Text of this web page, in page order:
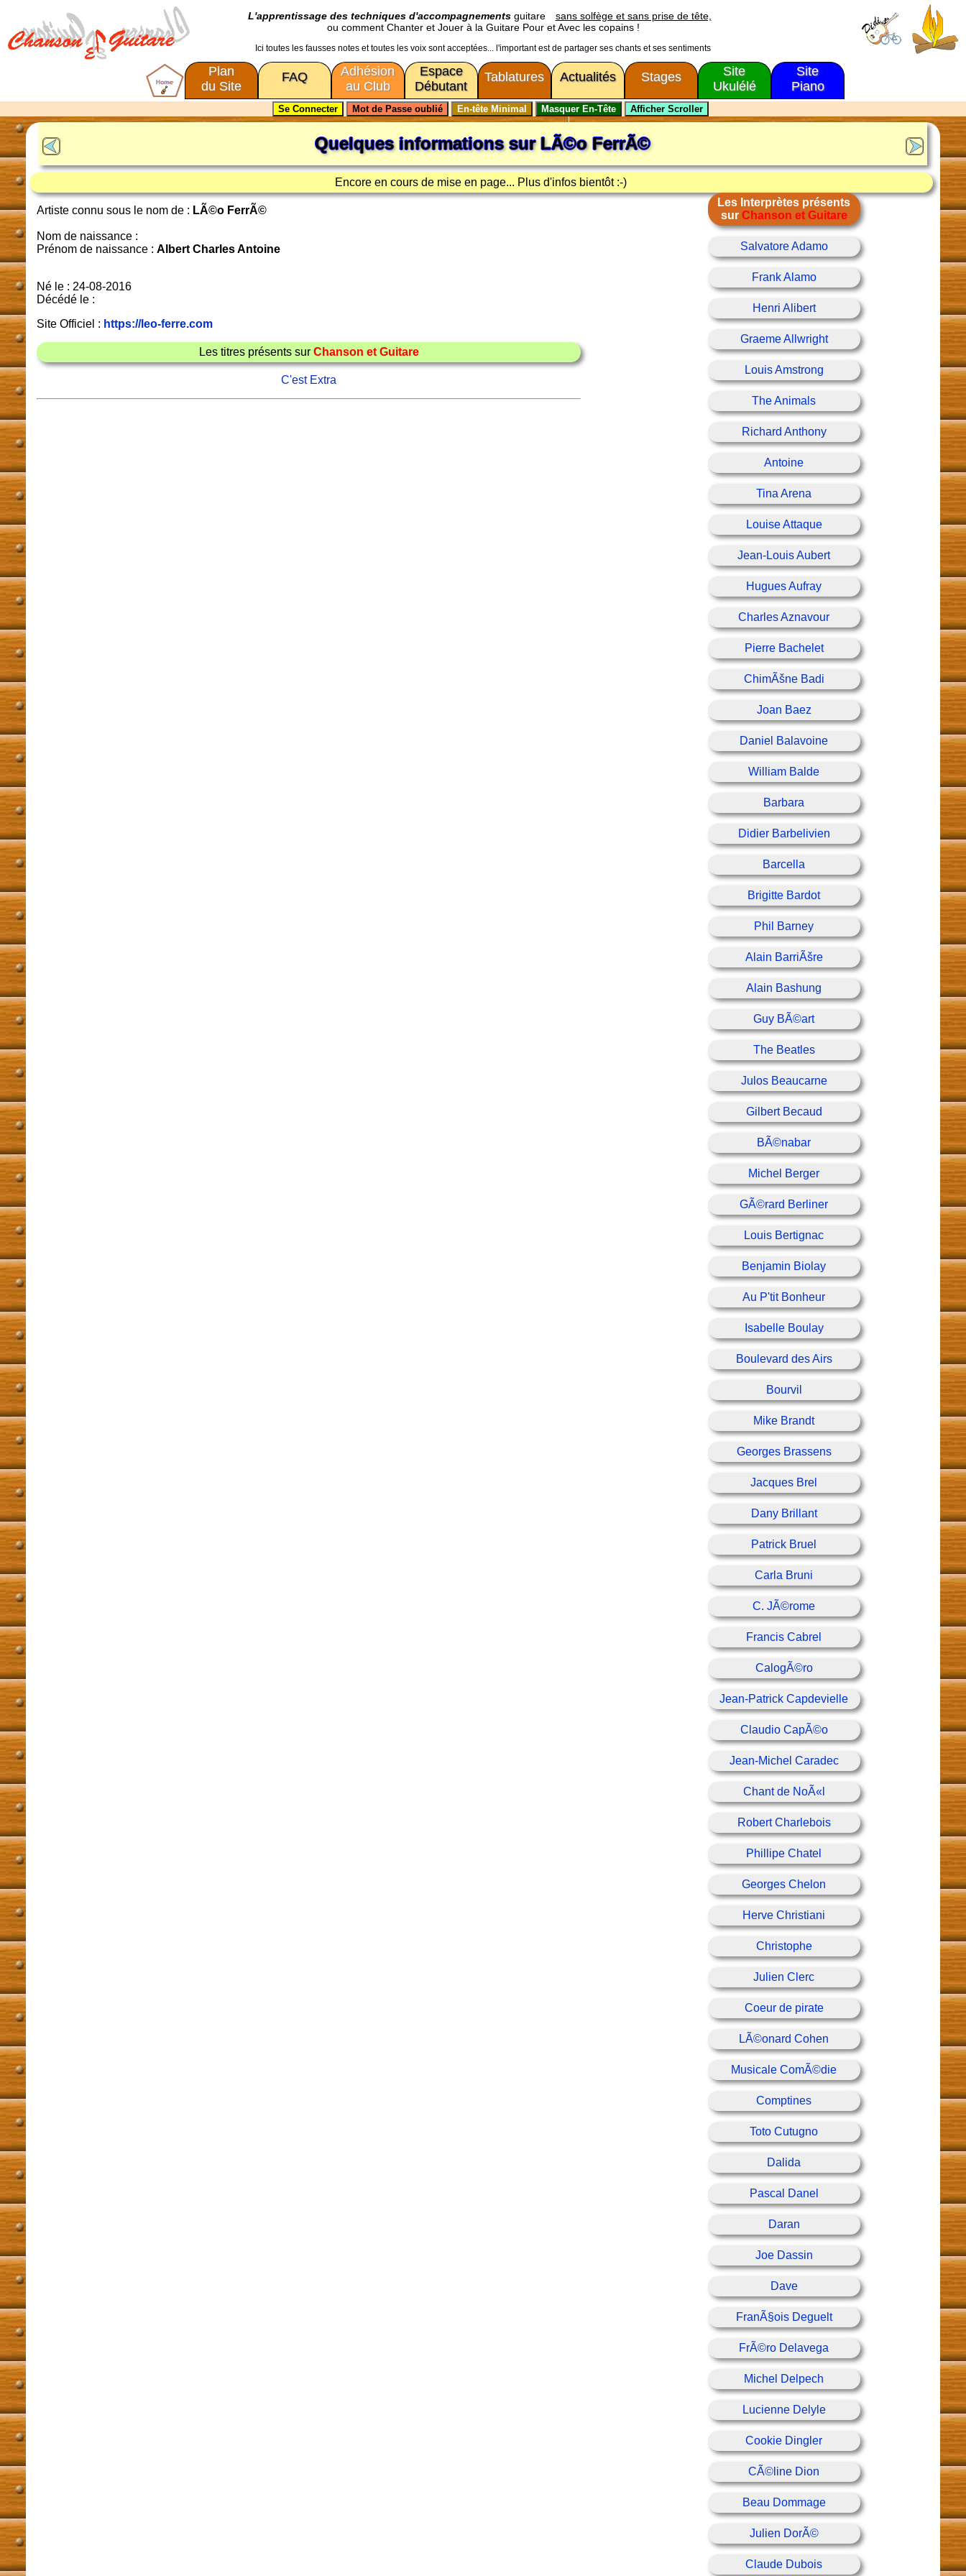
L'apprentissage des techniques d'accompagnementsguitare
sans solfège et sans prise de tête,
ou comment Chanter et Jouer à la Guitare Pour et Avec les copains !
Ici toutes les fausses notes et toutes les voix sont acceptées... l'important est de partager ses chants et ses sentiments
Plan
du Site
FAQ
Adhésion
au Club
Espace
Débutant
Tablatures Actualités Stages
Site
Ukulélé
Site
Piano
Quelques informations surLÃ©o FerrÃ©
Encore en cours de mise en page... Plus d'infos bientôt :-)
Artiste connu sous le nom de : LÃ©o FerrÃ©
Nom de naissance :
Prénom de naissance :Albert Charles Antoine
Né le : 24-08-2016
Décédé le :
Site Officiel : https://leo-ferre.com
Les titres présents sur Chanson et Guitare
C'est Extra
Les Interprètes présents
sur Chanson et Guitare
Salvatore Adamo
Frank Alamo
Henri Alibert
Graeme Allwright
Louis Amstrong
The Animals
Richard Anthony
Antoine
Tina Arena
Louise Attaque
Jean-Louis Aubert
Hugues Aufray
Charles Aznavour
Pierre Bachelet
ChimÃšne Badi
Joan Baez
Daniel Balavoine
William Balde
Barbara
Didier Barbelivien
Barcella
Brigitte Bardot
Phil Barney
Alain BarriÃšre
Alain Bashung
Guy BÃ©art
The Beatles
Julos Beaucarne
Gilbert Becaud
BÃ©nabar
Michel Berger
GÃ©rard Berliner
Louis Bertignac
Benjamin Biolay
Au P'tit Bonheur
Isabelle Boulay
Boulevard des Airs
Bourvil
Mike Brandt
Georges Brassens
Jacques Brel
Dany Brillant
Patrick Bruel
Carla Bruni
C. JÃ©rome
Francis Cabrel
CalogÃ©ro
Jean-Patrick Capdevielle
Claudio CapÃ©o
Jean-Michel Caradec
Chant de NoÃ«l
Robert Charlebois
Phillipe Chatel
Georges Chelon
Herve Christiani
Christophe
Julien Clerc
Coeur de pirate
LÃ©onard Cohen
Musicale ComÃ©die
Comptines
Toto Cutugno
Dalida
Pascal Danel
Daran
Joe Dassin
Dave
FranÃ§ois Deguelt
FrÃ©ro Delavega
Michel Delpech
Lucienne Delyle
Cookie Dingler
CÃ©line Dion
Beau Dommage
Julien DorÃ©
Claude Dubois